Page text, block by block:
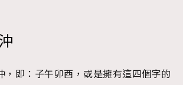
，即：子午卯酉，或是擁有這四個字的